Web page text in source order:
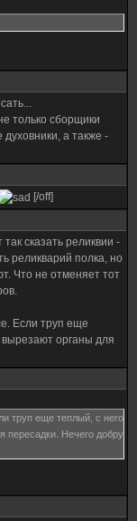
только сборщики
а также -
[/off]
сказать реликвии -
реликварий полка, но
Что не отменяет тот
Если труп еще
органы для
труп еще теплый, с него
пересадки. Нечего добру